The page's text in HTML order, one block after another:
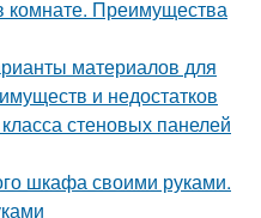
комнате. Преимущества
материалов для
и недостатков
стеновых панелей
шкафа своими руками.